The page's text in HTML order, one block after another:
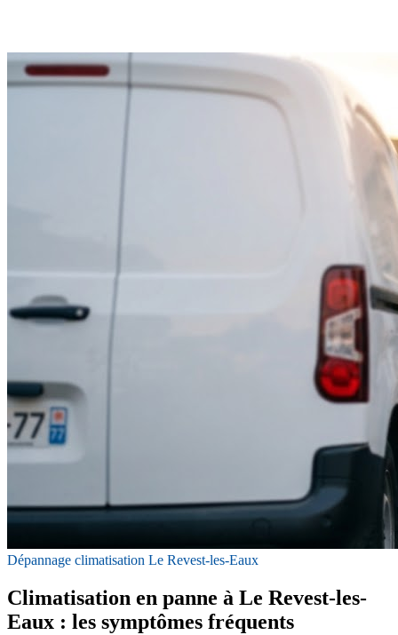
Dépannage climatisation Le Revest-les-Eaux
Climatisation en panne à Le Revest-les-
Eaux : les symptômes fréquents